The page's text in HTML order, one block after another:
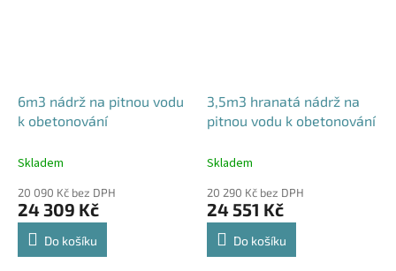
6m3 nádrž na pitnou vodu
k obetonování
Skladem
20 090 Kč bez DPH
24 309 Kč
Do košíku
3,5m3 hranatá nádrž na
pitnou vodu k obetonování
Skladem
20 290 Kč bez DPH
24 551 Kč
Do košíku